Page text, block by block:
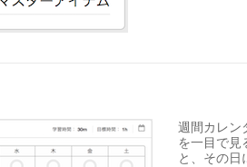
週間カレン
を一目で見
と、その